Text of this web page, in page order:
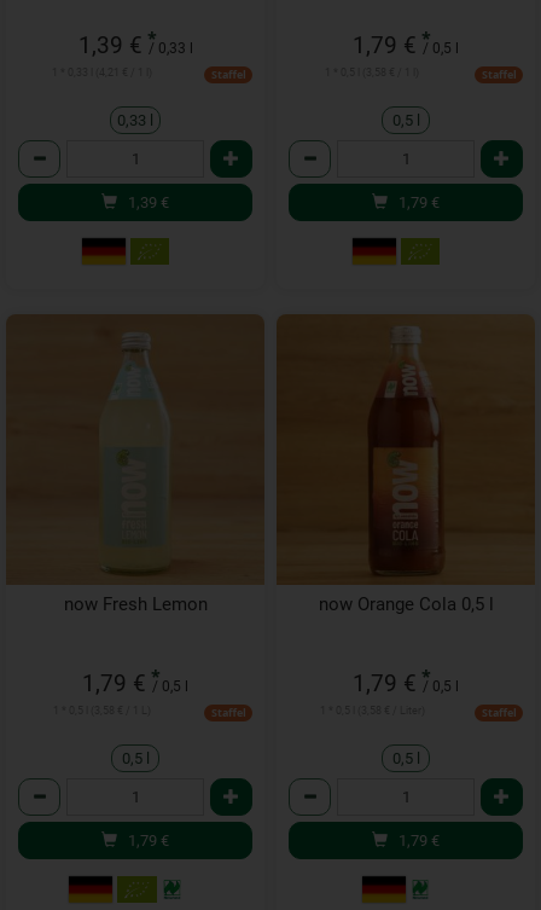
1,39 € *
/ 0,33 l
Staffel
0,33 l
Anzahl
1,39 €
1,79 € *
/ 0,5 l
Staffel
0,5 l
Anzahl
1,79 €
now Fresh Lemon
1,79 € *
/ 0,5 l
Staffel
0,5 l
Anzahl
1,79 €
now Orange Cola 0,5 l
1,79 € *
/ 0,5 l
Staffel
0,5 l
Anzahl
1,79 €